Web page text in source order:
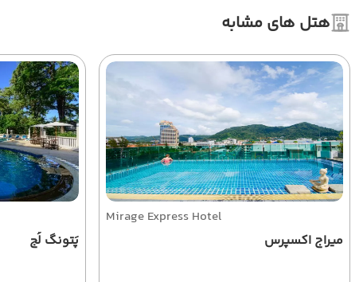
هتل های مشابه
Mirage Express Hotel
میراج اکسپرس
پَتونگ لُج